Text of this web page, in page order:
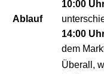
Ablauf___
10:00
14:00
dem
Überall,